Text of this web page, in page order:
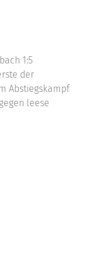
1:5
der
Abstiegskampf
leese